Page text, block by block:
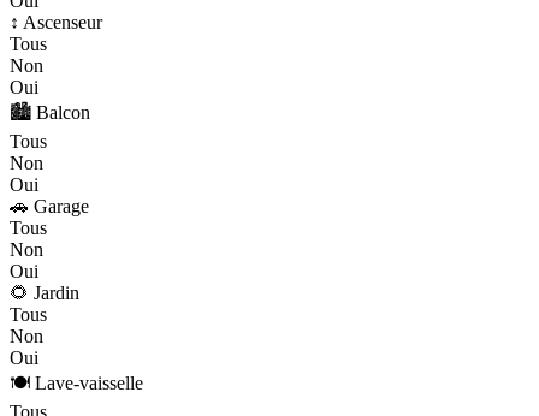
↕️ Ascenseur
Tous
Non
Oui
🏙️ Balcon
Tous
Non
Oui
🚗 Garage
Tous
Non
Oui
🌻 Jardin
Tous
Non
Oui
🍽️ Lave-vaisselle
Tous